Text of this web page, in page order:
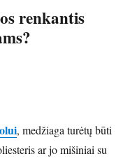
renkantis
, medžiaga turėtų būti
ar jo mišiniai su